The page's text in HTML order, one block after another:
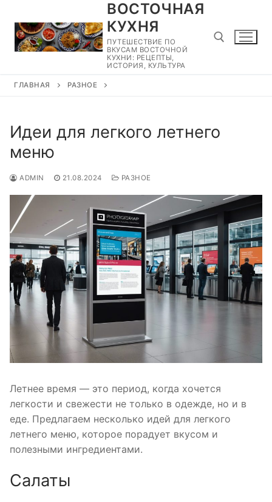
содержимому
ВОСТОЧНАЯ
КУХНЯ
ПУТЕШЕСТВИЕ ПО
ВКУСАМ ВОСТОЧНОЙ
КУХНИ: РЕЦЕПТЫ,
ИСТОРИЯ, КУЛЬТУРА
ГЛАВНАЯ РАЗНОЕ
Идеи для легкого летнего
меню
ADMIN 21.08.2024 РАЗНОЕ
Летнее время — это период, когда хочется
легкости и свежести не только в одежде, но и в
еде. Предлагаем несколько идей для легкого
летнего меню, которое порадует вкусом и
полезными ингредиентами.
Салаты